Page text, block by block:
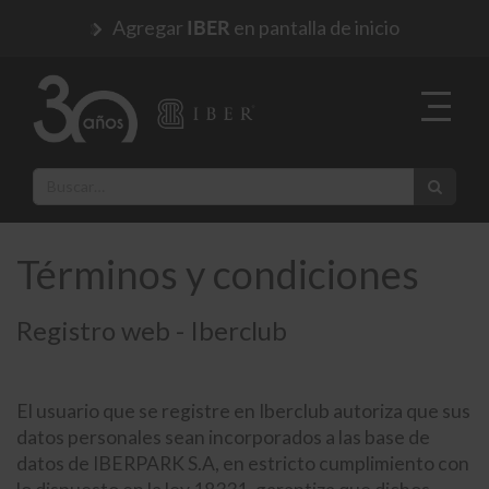
Agregar IBER en pantalla de inicio
Términos y condiciones
Registro web - Iberclub
El usuario que se registre en Iberclub autoriza que sus
datos personales sean incorporados a las base de
datos de IBERPARK S.A, en estricto cumplimiento con